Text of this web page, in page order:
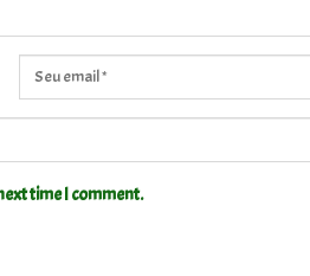
time I comment.